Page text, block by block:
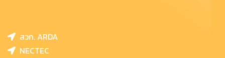
สวก. ARDA
NECTEC